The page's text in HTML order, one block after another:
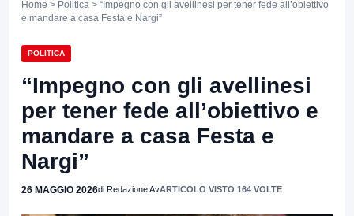
Home > Politica > “Impegno con gli avellinesi per tener fede all’obiettivo
e mandare a casa Festa e Nargi”
POLITICA
“Impegno con gli avellinesi
per tener fede all’obiettivo e
mandare a casa Festa e
Nargi”
26 MAGGIO 2026di Redazione AvARTICOLO VISTO 164 VOLTE